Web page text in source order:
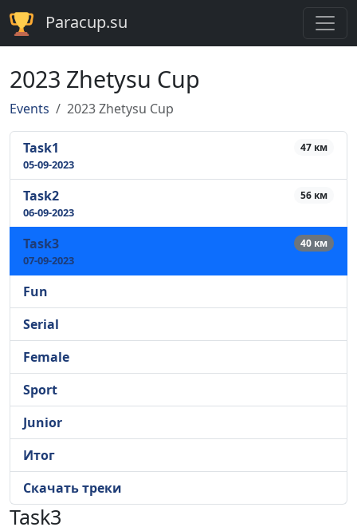
Paracup.su
2023 Zhetysu Cup
Events 2023 Zhetysu Cup
Task1 47 км
05-09-2023
Task2 56 км
06-09-2023
Task3 40 км
07-09-2023
Fun
Serial
Female
Sport
Junior
Итог
Скачать треки
Task3